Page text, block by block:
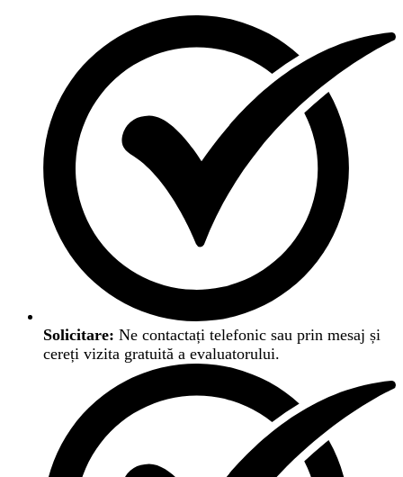
Solicitare: Ne contactați telefonic sau prin mesaj și
cereți vizita gratuită a evaluatorului.